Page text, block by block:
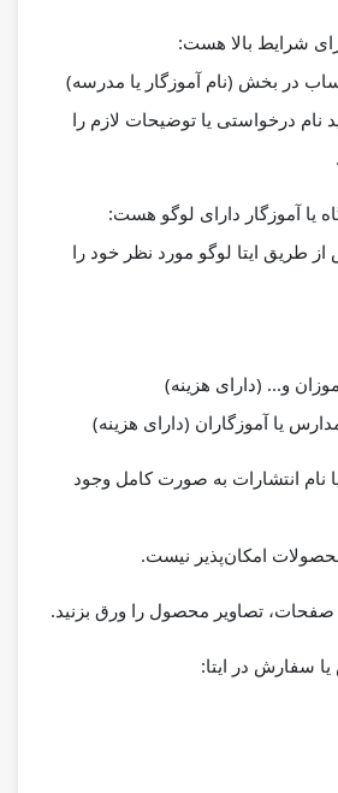
شرایط بالا هست:
در بخش (نام آموزگار یا مدرسه)
نام درخواستی یا توضیحات لازم را
یا آموزگار دارای لوگو هست:
طریق ایتا لوگو مورد نظر خود را
و... (دارای هزینه)
یا آموزگاران (دارای هزینه)
نام انتشارات به صورت کامل وجود
امکان‌پذیر نیست.
تصاویر محصول را ورق بزنید.
سفارش در ایتا: